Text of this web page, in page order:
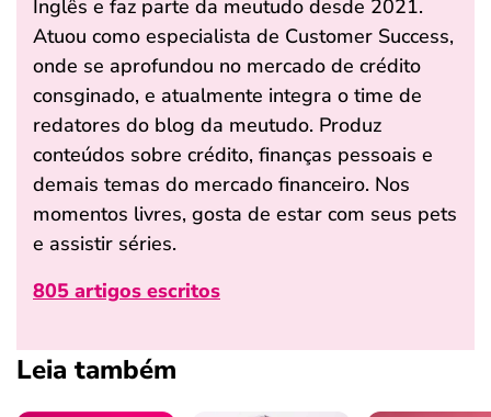
Inglês e faz parte da meutudo desde 2021.
Atuou como especialista de Customer Success,
onde se aprofundou no mercado de crédito
consginado, e atualmente integra o time de
redatores do blog da meutudo. Produz
conteúdos sobre crédito, finanças pessoais e
demais temas do mercado financeiro. Nos
momentos livres, gosta de estar com seus pets
e assistir séries.
805 artigos escritos
Leia também